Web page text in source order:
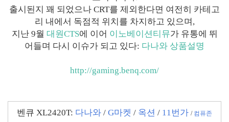
출시된지 꽤 되었으나 CRT를 제외한다면 여전히 카테고
리 내에서 독점적 위치를 차지하고 있으며,
지난 9월 대원CTS에 이어 이노베이션티뮤가 유통에 뛰
어들며 다시 이슈가 되고 있다: 다나와 상품설명
http://gaming.benq.com/
벤큐 XL2420T: 다나와 / G마켓 / 옥션 / 11번가 / 컴퓨존